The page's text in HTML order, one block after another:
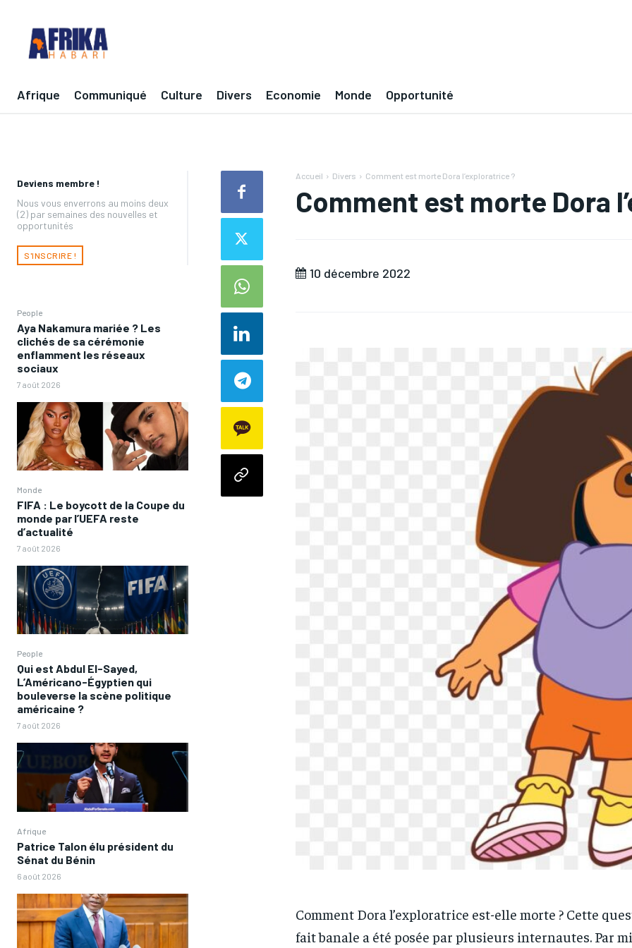
Afrique Communiqué Culture Divers Economie Monde Opportunité
Deviens membre !
Nous vous enverrons au moins deux
(2) par semaines des nouvelles et
opportunités
S'INSCRIRE !
People
Aya Nakamura mariée ? Les
clichés de sa cérémonie
enflamment les réseaux
sociaux
7 août 2026
Monde
FIFA : Le boycott de la Coupe du
monde par l’UEFA reste
d’actualité
7 août 2026
People
Qui est Abdul El-Sayed,
L’Américano-Égyptien qui
bouleverse la scène politique
américaine ?
7 août 2026
Afrique
Patrice Talon élu président du
Sénat du Bénin
6 août 2026
Accueil Divers Comment est morte Dora l’exploratrice ?
Comment est morte Dora
10 décembre 2022
Comment Dora l’exploratrice est-elle morte ? Cette
fait banale a été posée par plusieurs internautes. Par